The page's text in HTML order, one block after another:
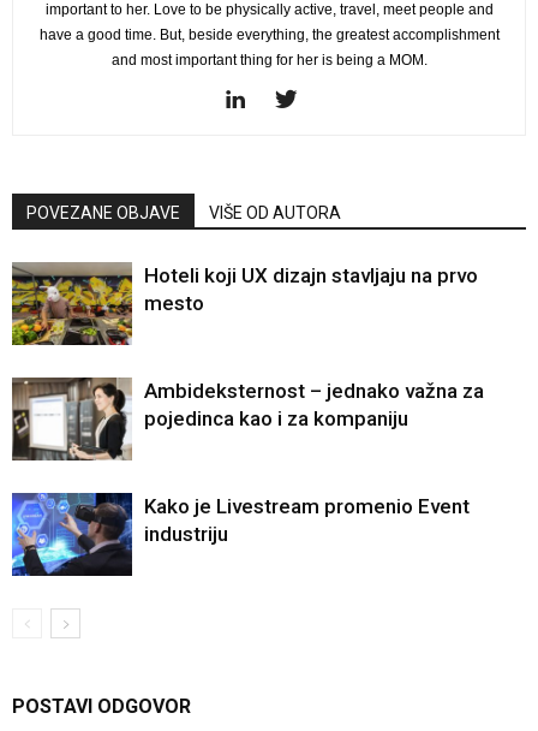
important to her. Love to be physically active, travel, meet people and
have a good time. But, beside everything, the greatest accomplishment
and most important thing for her is being a MOM.
POVEZANE OBJAVE VIŠE OD AUTORA
Hoteli koji UX dizajn stavljaju na prvo
mesto
Ambideksternost – jednako važna za
pojedinca kao i za kompaniju
Kako je Livestream promenio Event
industriju
POSTAVI ODGOVOR